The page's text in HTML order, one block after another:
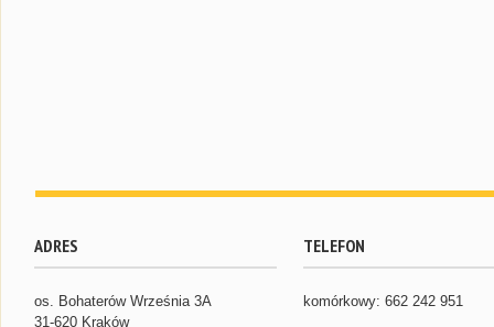
ADRES
os. Bohaterów Września 3A
31-620 Kraków
TELEFON
komórkowy: 662 242 951